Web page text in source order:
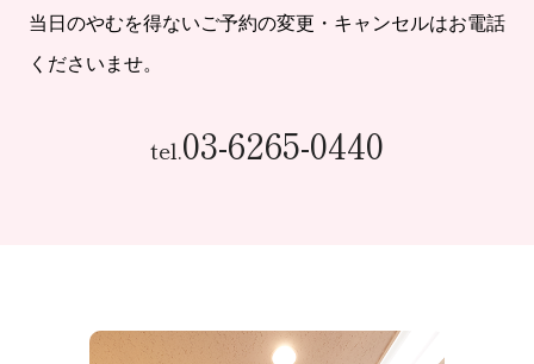
当日のやむを得ないご予約の変更・キャンセルはお電話
くださいませ。
tel.03-6265-0440